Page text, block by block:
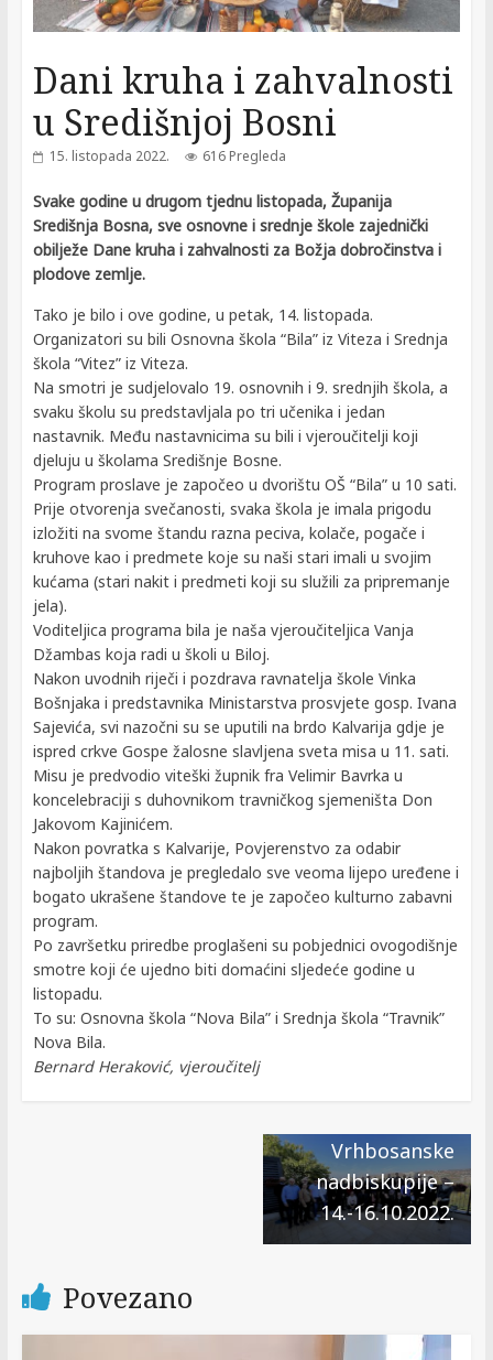
Dani kruha i zahvalnosti
u Središnjoj Bosni
15. listopada 2022. 616 Pregleda
Svake godine u drugom tjednu listopada, Županija
Središnja Bosna, sve osnovne i srednje škole zajednički
obilježe Dane kruha i zahvalnosti za Božja dobročinstva i
plodove zemlje.
Tako je bilo i ove godine, u petak, 14. listopada.
Organizatori su bili Osnovna škola “Bila” iz Viteza i Srednja
škola “Vitez” iz Viteza.
Na smotri je sudjelovalo 19. osnovnih i 9. srednjih škola, a
svaku školu su predstavljala po tri učenika i jedan
nastavnik. Među nastavnicima su bili i vjeroučitelji koji
djeluju u školama Središnje Bosne.
Program proslave je započeo u dvorištu OŠ “Bila” u 10 sati.
Prije otvorenja svečanosti, svaka škola je imala prigodu
izložiti na svome štandu razna peciva, kolače, pogače i
kruhove kao i predmete koje su naši stari imali u svojim
kućama (stari nakit i predmeti koji su služili za pripremanje
jela).
Voditeljica programa bila je naša vjeroučiteljica Vanja
Džambas koja radi u školi u Biloj.
Nakon uvodnih riječi i pozdrava ravnatelja škole Vinka
Bošnjaka i predstavnika Ministarstva prosvjete gosp. Ivana
Sajevića, svi nazočni su se uputili na brdo Kalvarija gdje je
ispred crkve Gospe žalosne slavljena sveta misa u 11. sati.
Misu je predvodio viteški župnik fra Velimir Bavrka u
koncelebraciji s duhovnikom travničkog sjemeništa Don
Jakovom Kajinićem.
Nakon povratka s Kalvarije, Povjerenstvo za odabir
najboljih štandova je pregledalo sve veoma lijepo uređene i
bogato ukrašene štandove te je započeo kulturno zabavni
program.
Po završetku priredbe proglašeni su pobjednici ovogodišnje
smotre koji će ujedno biti domaćini sljedeće godine u
listopadu.
To su: Osnovna škola “Nova Bila” i Srednja škola “Travnik”
Nova Bila.
Bernard Heraković, vjeroučitelj
← Previous
Dani kruha u
Next →
Vrhbosanske
nadbiskupije –
14.-16.10.2022.
Povezano